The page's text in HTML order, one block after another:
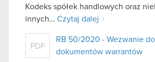
Kodeks spółek handlowych oraz
innych… Czytaj dalej
PDF
RB 50/2020 - Wezwanie
dokumentów warrantów